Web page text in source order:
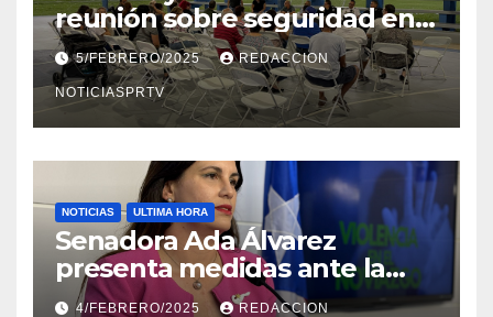
reunión sobre seguridad en
Reparto Metropolitano
5/FEBRERO/2025 REDACCION
NOTICIASPRTV
NOTICIAS ULTIMA HORA
Senadora Ada Álvarez
presenta medidas ante la
violencia en el noviazgo
4/FEBRERO/2025 REDACCION